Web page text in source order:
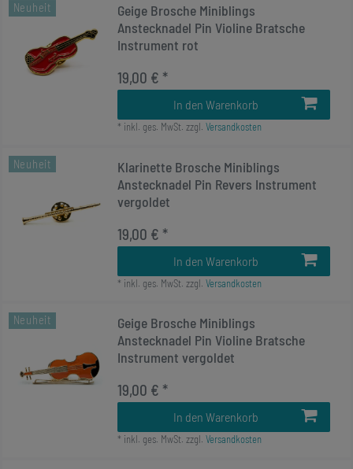
Neuheit
Geige Brosche Miniblings
Anstecknadel Pin Violine Bratsche
Instrument rot
19,00 € *
In den Warenkorb
* inkl. ges. MwSt. zzgl. Versandkosten
Neuheit
Klarinette Brosche Miniblings
Anstecknadel Pin Revers Instrument
vergoldet
19,00 € *
In den Warenkorb
* inkl. ges. MwSt. zzgl. Versandkosten
Neuheit
Geige Brosche Miniblings
Anstecknadel Pin Violine Bratsche
Instrument vergoldet
19,00 € *
In den Warenkorb
* inkl. ges. MwSt. zzgl. Versandkosten